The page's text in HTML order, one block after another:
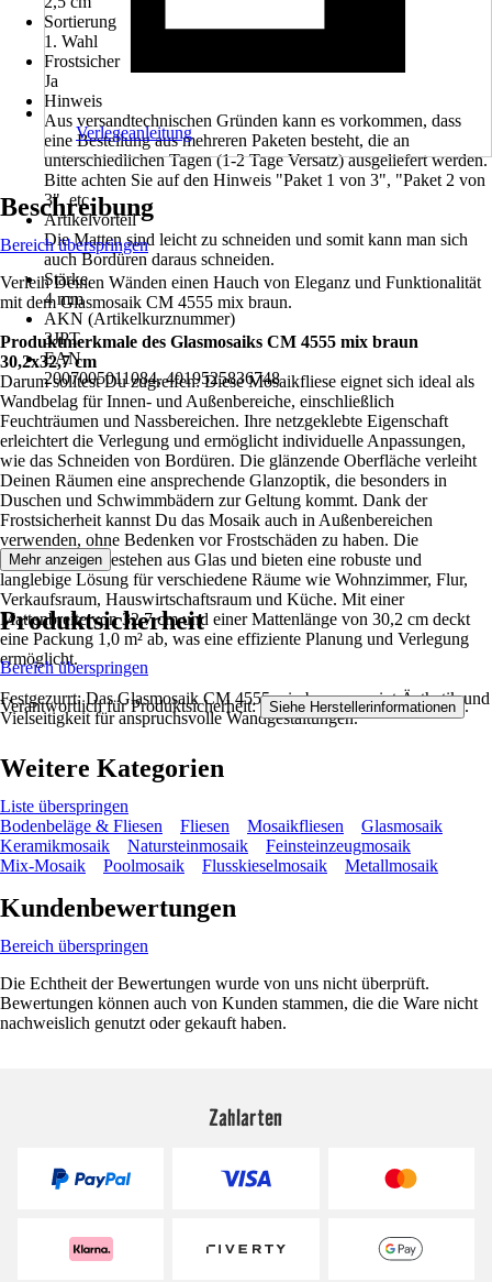
Sortierung
1. Wahl
Frostsicher
Ja
Hinweis
Aus versandtechnischen Gründen kann es vorkommen, dass
eine Bestellung aus mehreren Paketen besteht, die an
unterschiedlichen Tagen (1-2 Tage Versatz) ausgeliefert werden.
Bitte achten Sie auf den Hinweis "Paket 1 von 3", "Paket 2 von
3", etc.
Artikelvorteil
Die Matten sind leicht zu schneiden und somit kann man sich
auch Bordüren daraus schneiden.
Stärke
4 mm
AKN (Artikelkurznummer)
3JPT
EAN
2007005011084, 4019525836748
Verlegeanleitung
Beschreibung
Bereich überspringen
Verleih Deinen Wänden einen Hauch von Eleganz und Funktionalität
mit dem Glasmosaik CM 4555 mix braun.
Produktmerkmale des Glasmosaiks CM 4555 mix braun
30,2x32,7 cm
Darum solltest Du zugreifen: Diese Mosaikfliese eignet sich ideal als
Wandbelag für Innen- und Außenbereiche, einschließlich
Feuchträumen und Nassbereichen. Ihre netzgeklebte Eigenschaft
erleichtert die Verlegung und ermöglicht individuelle Anpassungen,
wie das Schneiden von Bordüren. Die glänzende Oberfläche verleiht
Deinen Räumen eine ansprechende Glanzoptik, die besonders in
Duschen und Schwimmbädern zur Geltung kommt. Dank der
Frostsicherheit kannst Du das Mosaik auch in Außenbereichen
verwenden, ohne Bedenken vor Frostschäden zu haben. Die
Mosaikmatten bestehen aus Glas und bieten eine robuste und
langlebige Lösung für verschiedene Räume wie Wohnzimmer, Flur,
Verkaufsraum, Hauswirtschaftsraum und Küche. Mit einer
Mattenbreite von 32,7 cm und einer Mattenlänge von 30,2 cm deckt
eine Packung 1,0 m² ab, was eine effiziente Planung und Verlegung
ermöglicht.
Festgezurrt: Das Glasmosaik CM 4555 mix braun vereint Ästhetik und
Vielseitigkeit für anspruchsvolle Wandgestaltungen.
Mehr anzeigen
Produktsicherheit
Bereich überspringen
Verantwortlich für Produktsicherheit: Siehe Herstellerinformationen .
Weitere Kategorien
Liste überspringen
Bodenbeläge & Fliesen
Fliesen Mosaikfliesen
Glasmosaik
Keramikmosaik
Natursteinmosaik
Feinsteinzeugmosaik
Mix-Mosaik
Poolmosaik Flusskieselmosaik Metallmosaik
Kundenbewertungen
Bereich überspringen
Die Echtheit der Bewertungen wurde von uns nicht überprüft.
Bewertungen können auch von Kunden stammen, die die Ware nicht
nachweislich genutzt oder gekauft haben.
Zahlarten